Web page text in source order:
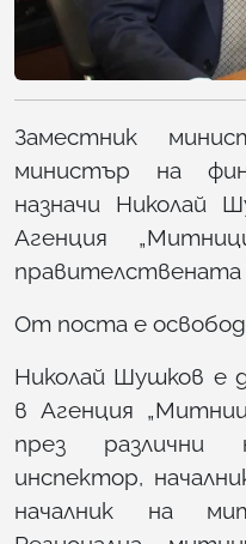
Заместник
министър на
назначи Николай
Агенция
правителствената
От поста е
Николай Шушков е
в Агенция
през различни
инспектор,
началник на